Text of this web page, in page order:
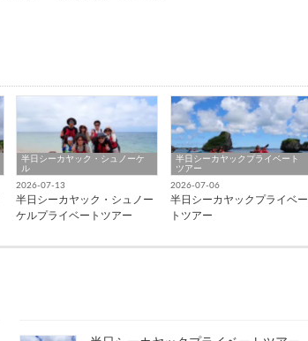
半日シーカヤック・シュノーケ
ル
2026-07-13
半日シーカヤック・シュノー
ケルプライベートツアー
半日シーカヤックプライベート
ツアー
2026-07-06
半日シーカヤックプライベー
トツアー